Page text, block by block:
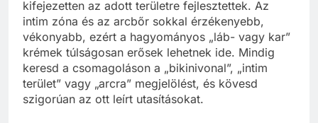
kifejezetten az adott területre fejlesztettek. Az
intim zóna és az arcbőr sokkal érzékenyebb,
vékonyabb, ezért a hagyományos „láb- vagy kar”
krémek túlságosan erősek lehetnek ide. Mindig
keresd a csomagoláson a „bikinivonal”, „intim
terület” vagy „arcra” megjelölést, és kövesd
szigorúan az ott leírt utasításokat.